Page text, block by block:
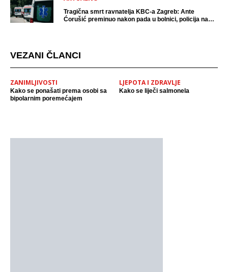
Tragična smrt ravnatelja KBC-a Zagreb: Ante
Ćorušić preminuo nakon pada u bolnici, policija na
VEZANI ČLANCI
ZANIMLJIVOSTI
Kako se ponašati prema osobi sa
bipolarnim poremećajem
LJEPOTA I ZDRAVLJE
Kako se liječi salmonela